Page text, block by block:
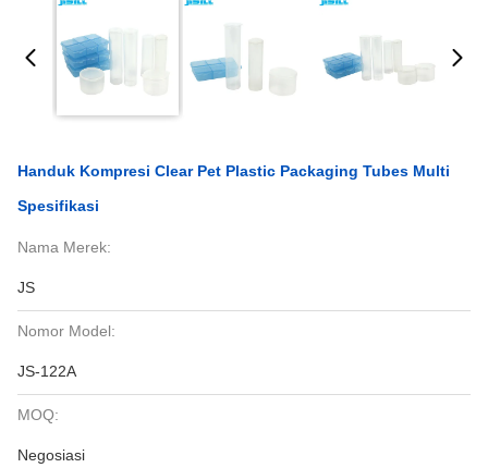
Handuk Kompresi Clear Pet Plastic Packaging Tubes Multi
Spesifikasi
Nama Merek:
JS
Nomor Model:
JS-122A
MOQ:
Negosiasi